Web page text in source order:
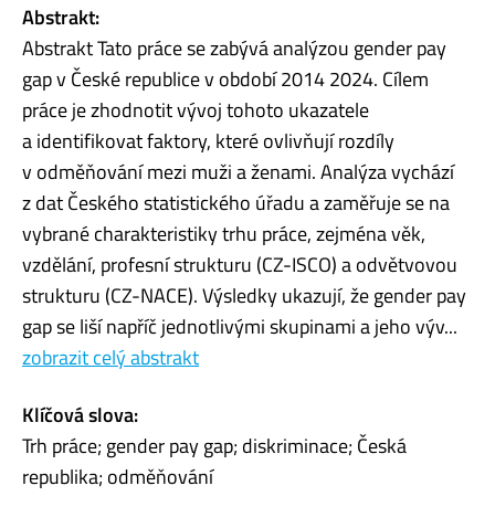
Abstrakt:
Abstrakt Tato práce se zabývá analýzou gender pay
gap v České republice v období 2014 2024. Cílem
práce je zhodnotit vývoj tohoto ukazatele
a identifikovat faktory, které ovlivňují rozdíly
v odměňování mezi muži a ženami. Analýza vychází
z dat Českého statistického úřadu a zaměřuje se na
vybrané charakteristiky trhu práce, zejména věk,
vzdělání, profesní strukturu (CZ-ISCO) a odvětvovou
strukturu (CZ-NACE). Výsledky ukazují, že gender pay
gap se liší napříč jednotlivými skupinami a jeho výv...
zobrazit celý abstrakt
Klíčová slova:
Trh práce; gender pay gap; diskriminace; Česká
republika; odměňování